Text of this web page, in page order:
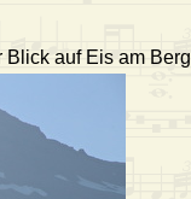
auf Eis am Berg